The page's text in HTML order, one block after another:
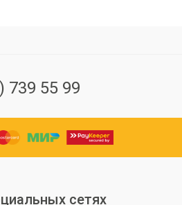
739 55 99
сетях